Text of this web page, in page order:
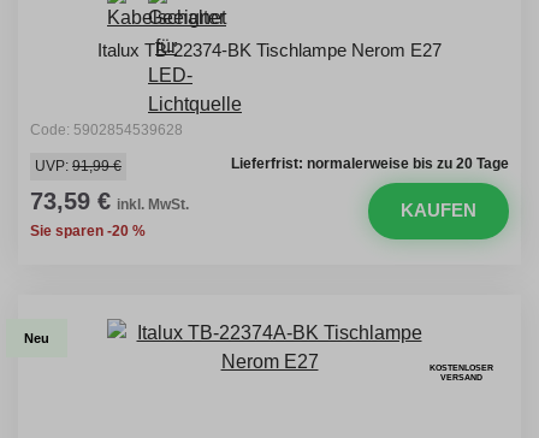
Italux TB-22374-BK Tischlampe Nerom E27
Code: 5902854539628
Lieferfrist: normalerweise bis zu 20 Tage
UVP: 91,99 €
73,59 € inkl. MwSt.
Sie sparen -20 %
KAUFEN
Neu
KOSTENLOSER
VERSAND